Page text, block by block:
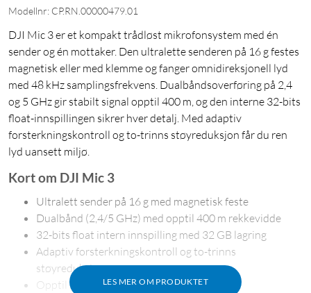
Modellnr: CP.RN.00000479.01
DJI Mic 3 er et kompakt trådløst mikrofonsystem med én
sender og én mottaker. Den ultralette senderen på 16 g festes
magnetisk eller med klemme og fanger omnidireksjonell lyd
med 48 kHz samplingsfrekvens. Dualbåndsoverføring på 2,4
og 5 GHz gir stabilt signal opptil 400 m, og den interne 32-bits
float-innspillingen sikrer hver detalj. Med adaptiv
forsterkningskontroll og to-trinns støyreduksjon får du ren
lyd uansett miljø.
LES MER OM PRODUKTET
Kort om DJI Mic 3
Ultralett sender på 16 g med magnetisk feste
Dualbånd (2,4/5 GHz) med opptil 400 m rekkevidde
32-bits float intern innspilling med 32 GB lagring
Adaptiv forsterkningskontroll og to-trinns
støyreduksjon
Opptil 8 t sender, 10 t mottaker